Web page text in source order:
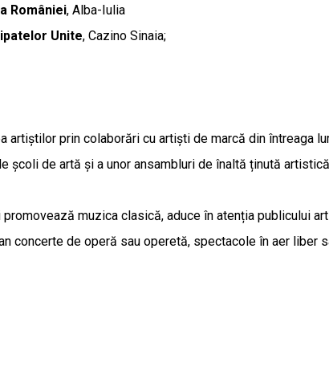
României, Alba-Iulia
Unite, Cazino Sinaia;
prin colaborări cu artiști de marcă din întreaga
de artă și a unor ansambluri de înaltă ținută
muzica clasică, aduce în atenția publicului
concerte de operă sau operetă, spectacole în aer liber